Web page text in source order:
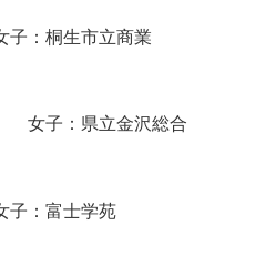
桐生市立商業
子：県立金沢総合
：富士学苑